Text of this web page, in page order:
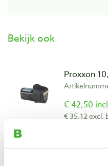
Bekijk ook
Proxxon
€ 42,50
€ 35,12 excl.